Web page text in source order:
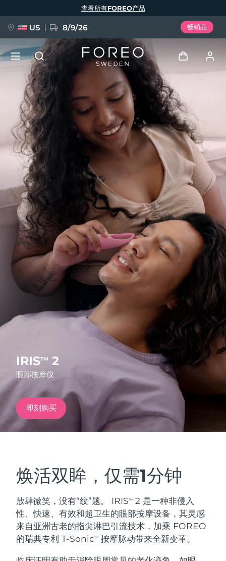
IRISTM 2
眼部按摩仪
即刻购买
焕活双眸，仅需1分钟
放肆微笑，没有“纹”题。 IRISTM
2 是一种非侵入
性、快速、有效和超卫生的眼部按摩设备，其灵感
来自亚洲古老的指尖淋巴引流技术，加乘 FOREO
的瑞典专利 T-SonicTM 按摩脉动带来全新变革。
查看所有FOREO产品
US 8/9/26 畅销品
用户信息
我的设备
我的订单
我的地址
我的订阅
新品
FAQ™ Pure Beauty-Tech Elixir
BREAKING NEWS
issa™ Teeth Whitening Set
FAQ™ Dual LED Panel
特别优惠 畅销产品
红光疗法
面部清洁
LUNA™ 4 套装
Anti-aging massage
紧致提拉
BEAR™ 2 套装
Microcurrent toning
语言
English Deutsch
Español
Français
Italiano
Português
Polski
Svenska
Русский
Türkçe
简体中文 繁體中文
发货国家
美国 预计送达日期 8/9/26
英国 预计送达日期 8/8/26
预计送达日期 8/8/26
预计送达日期 8/11/26
预计送达日期 8/8/26
德国 预计送达日期
加拿大 预计送达日期
奥地利 预计送达日期
比利时 预计送达日期8/8/26
百慕大 预计送达日期8/14/26